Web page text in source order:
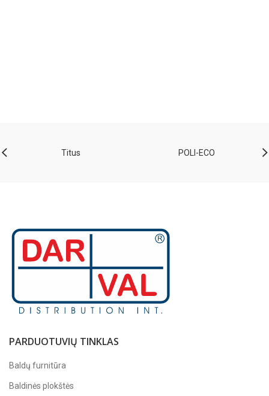
Titus POLI-ECO
PARDUOTUVIŲ TINKLAS
Baldų furnitūra
Baldinės plokštės